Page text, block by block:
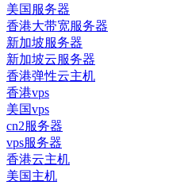
美国服务器
香港大带宽服务器
新加坡服务器
新加坡云服务器
香港弹性云主机
香港vps
美国vps
cn2服务器
vps服务器
香港云主机
美国主机